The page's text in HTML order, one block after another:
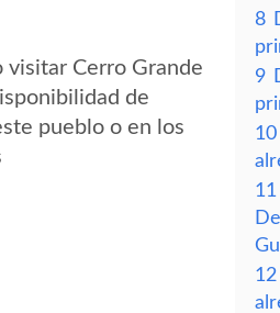
visitar Cerro Grande
de
pueblo o en los
8
9
10
11
12